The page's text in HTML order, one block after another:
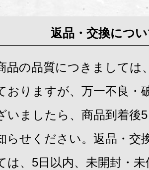
返品・交換につ
品の品質につきましては
おりますが、万一不良・
いましたら、商品到着後
らせください。返品・交
は、5日以内、未開封・